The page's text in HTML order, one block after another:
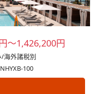
～1,426,200円
海外諸税別
100